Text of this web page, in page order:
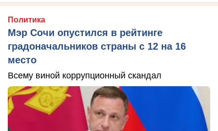
Политика
Мэр Сочи опустился в рейтинге
градоначальников страны с 12 на 16
место
Всему виной коррупционный скандал